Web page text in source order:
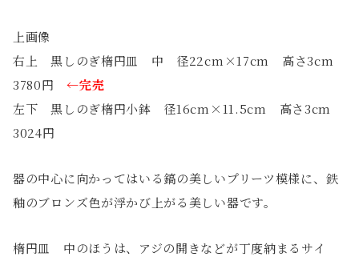
上画像
右上 黒しのぎ楕円皿 中 径22cm×17cm 高さ3cm
3780円←完売
左下 黒しのぎ楕円小鉢 径16cm×11.5cm 高さ3cm
3024円
器の中心に向かってはいる鎬の美しいプリーツ模様に、鉄
釉のブロンズ色が浮かび上がる美しい器です。
楕円皿 中のほうは、アジの開きなどが丁度納まるサイ